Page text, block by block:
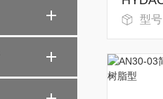
型号：